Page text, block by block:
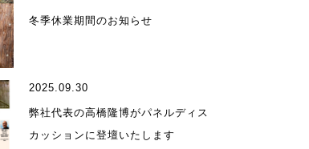
ル
冬季休業期間のお知らせ
2025.09.30
弊社代表の高橋隆博がパネルディス
カッションに登壇いたします